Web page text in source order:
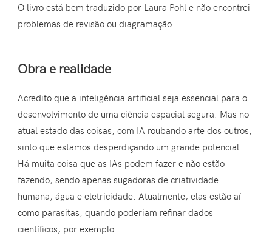
O livro está bem traduzido por Laura Pohl e não encontrei
problemas de revisão ou diagramação.
Obra e realidade
Acredito que a inteligência artificial seja essencial para o
desenvolvimento de uma ciência espacial segura. Mas no
atual estado das coisas, com IA roubando arte dos outros,
sinto que estamos desperdiçando um grande potencial.
Há muita coisa que as IAs podem fazer e não estão
fazendo, sendo apenas sugadoras de criatividade
humana, água e eletricidade. Atualmente, elas estão aí
como parasitas, quando poderiam refinar dados
científicos, por exemplo.